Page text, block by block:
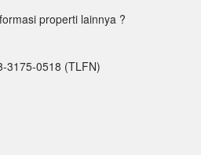
properti lainnya ?
3175-0518 (TLFN)